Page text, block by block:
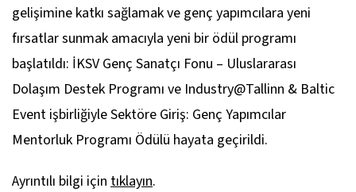
gelişimine katkı sağlamak ve genç yapımcılara yeni
fırsatlar sunmak amacıyla yeni bir ödül programı
başlatıldı: İKSV Genç Sanatçı Fonu – Uluslararası
Dolaşım Destek Programı ve Industry@Tallinn & Baltic
Event işbirliğiyle Sektöre Giriş: Genç Yapımcılar
Mentorluk Programı Ödülü hayata geçirildi.
Ayrıntılı bilgi için tıklayın.